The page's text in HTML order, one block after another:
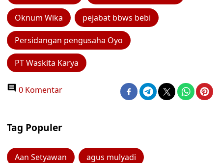
Oknum Wika pejabat bbws bebi
Persidangan pengusaha Oyo
PT Waskita Karya
0 Komentar
Tag Populer
Aan Setyawan agus mulyadi